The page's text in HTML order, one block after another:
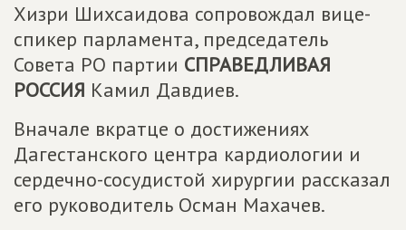
Хизри Шихсаидова сопровождал вице-
спикер парламента, председатель
Совета РО партии СПРАВЕДЛИВАЯ
РОССИЯ Камил Давдиев.
Вначале вкратце о достижениях
Дагестанского центра кардиологии и
сердечно-сосудистой хирургии рассказал
его руководитель Осман Махачев.